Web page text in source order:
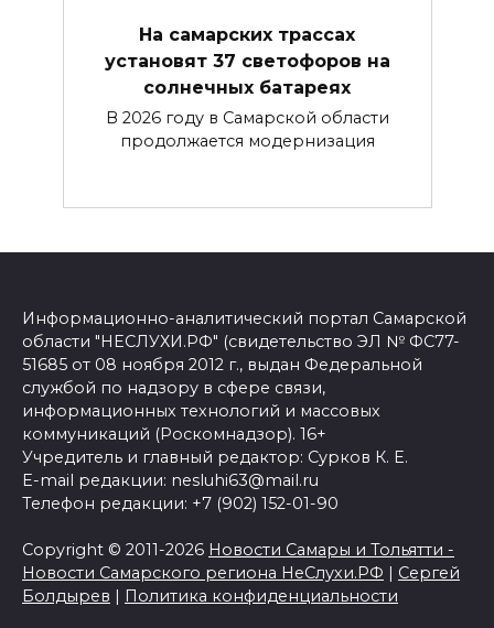
На самарских трассах
установят 37 светофоров на
солнечных батареях
В 2026 году в Самарской области
продолжается модернизация
Информационно-аналитический портал Самарской
области "НЕСЛУХИ.РФ" (свидетельство ЭЛ № ФС77-
51685 от 08 ноября 2012 г., выдан Федеральной
службой по надзору в сфере связи,
информационных технологий и массовых
коммуникаций (Роскомнадзор). 16+
Учредитель и главный редактор: Сурков К. Е.
E-mail редакции: nesluhi63@mail.ru
Телефон редакции: +7 (902) 152-01-90
Copyright © 2011-2026 Новости Самары и Тольятти -
Новости Самарского региона НеСлухи.РФ | Сергей
Болдырев | Политика конфиденциальности